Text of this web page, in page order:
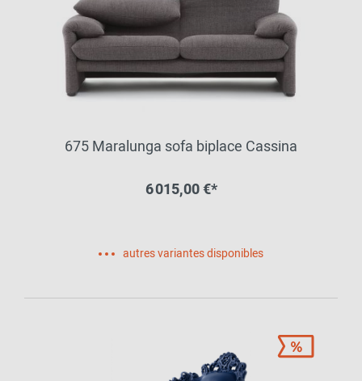
675 Maralunga sofa biplace Cassina
6 015,00 €*
autres variantes disponibles